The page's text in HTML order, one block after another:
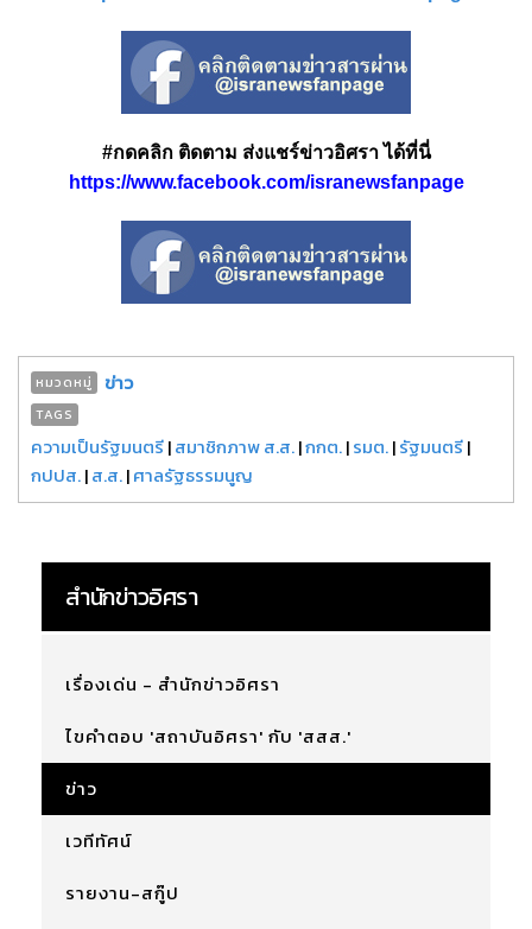
#กดคลิก ติดตาม ส่งแชร์ข่าวอิศรา ได้ที่นี่
https://www.facebook.com/isranewsfanpage
หมวดหมู่ ข่าว
TAGS
ความเป็นรัฐมนตรี|สมาชิกภาพ ส.ส.|กกต.|รมต.|รัฐมนตรี|
กปปส.|ส.ส.|ศาลรัฐธรรมนูญ
สำนักข่าวอิศรา
เรื่องเด่น - สำนักข่าวอิศรา
ไขคำตอบ 'สถาบันอิศรา' กับ 'สสส.'
ข่าว
เวทีทัศน์
รายงาน-สกู๊ป